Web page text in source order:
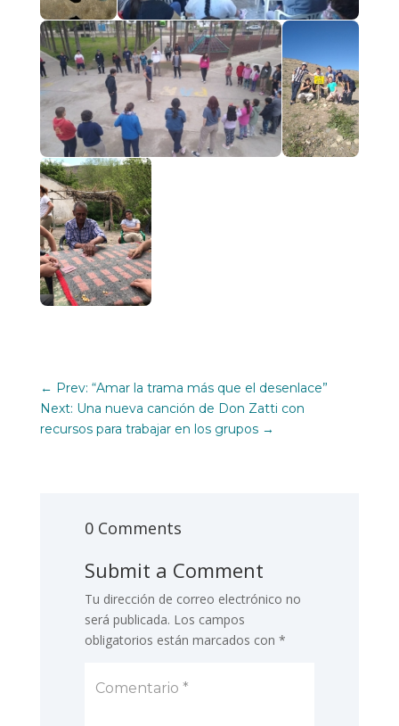
← Prev: “Amar la trama más que el desenlace”
Next: Una nueva canción de Don Zatti con
recursos para trabajar en los grupos→
0 Comments
Submit a Comment
Tu dirección de correo electrónico no
será publicada. Los campos
obligatorios están marcados con *